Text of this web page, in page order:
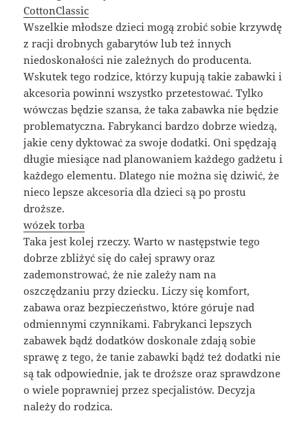
CottonClassic
Wszelkie młodsze dzieci mogą zrobić sobie krzywdę
z racji drobnych gabarytów lub też innych
niedoskonałości nie zależnych do producenta.
Wskutek tego rodzice, którzy kupują takie zabawki i
akcesoria powinni wszystko przetestować. Tylko
wówczas będzie szansa, że taka zabawka nie będzie
problematyczna. Fabrykanci bardzo dobrze wiedzą,
jakie ceny dyktować za swoje dodatki. Oni spędzają
długie miesiące nad planowaniem każdego gadżetu i
każdego elementu. Dlatego nie można się dziwić, że
nieco lepsze akcesoria dla dzieci są po prostu
droższe.
wózek torba
Taka jest kolej rzeczy. Warto w następstwie tego
dobrze zbliżyć się do całej sprawy oraz
zademonstrować, że nie zależy nam na
oszczędzaniu przy dziecku. Liczy się komfort,
zabawa oraz bezpieczeństwo, które góruje nad
odmiennymi czynnikami. Fabrykanci lepszych
zabawek bądź dodatków doskonale zdają sobie
sprawę z tego, że tanie zabawki bądź też dodatki nie
są tak odpowiednie, jak te droższe oraz sprawdzone
o wiele poprawniej przez specjalistów. Decyzja
należy do rodzica.